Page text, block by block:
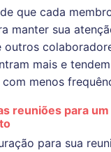
que cada
manter sua
outros
mais e
menos
reuniões para
para sua